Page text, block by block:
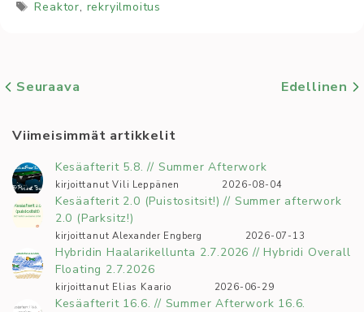
Avainsanat
Reaktor, rekryilmoitus
Seuraava Edellinen
Viimeisimmät artikkelit
Kesäafterit 5.8. // Summer Afterwork
kirjoittanut Vili Leppänen 2026-08-04
Kesäafterit 2.0 (Puistositsit!) // Summer afterwork
2.0 (Parksitz!)
kirjoittanut Alexander Engberg 2026-07-13
Hybridin Haalarikellunta 2.7.2026 // Hybridi Overall
Floating 2.7.2026
kirjoittanut Elias Kaario 2026-06-29
Kesäafterit 16.6. // Summer Afterwork 16.6.